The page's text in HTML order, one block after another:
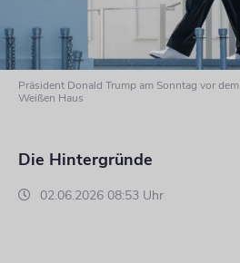
Präsident Donald Trump am Sonntag vor dem
Weißen Haus
Die Hintergründe
02.06.2026 08:53 Uhr